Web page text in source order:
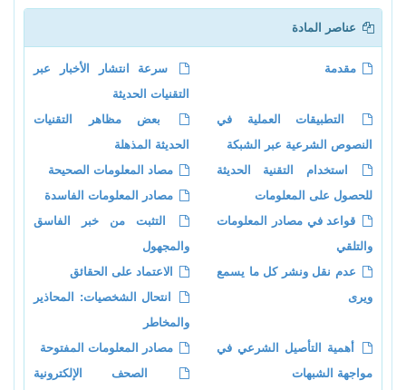
عناصر المادة
مقدمة
سرعة انتشار الأخبار عبر
التقنيات الحديثة
التطبيقات العملية في
النصوص الشرعية عبر الشبكة
بعض مظاهر التقنيات
الحديثة المذهلة
استخدام التقنية الحديثة
للحصول على المعلومات
مصاد المعلومات الصحيحة
مصادر المعلومات الفاسدة
قواعد في مصادر المعلومات
والتلقي
التثبت من خبر الفاسق
والمجهول
عدم نقل ونشر كل ما يسمع
ويرى
الاعتماد على الحقائق
انتحال الشخصيات: المحاذير
والمخاطر
أهمية التأصيل الشرعي في
مواجهة الشبهات
مصادر المعلومات المفتوحة
الصحف الإلكترونية